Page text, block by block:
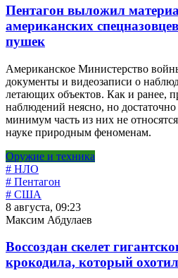
Пентагон выложил
американских
пушек
Американское Министерство
документы и видеозаписи о
летающих объектов. Как и ранее,
наблюдений неясно, но
минимум часть из них не
науке природным феноменам.
Оружие и техника
# НЛО
# Пентагон
# США
8 августа, 09:23
Максим Абдулаев
Воссоздан скелет
крокодила, который